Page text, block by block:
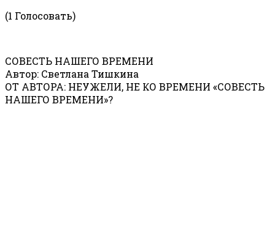
(1 Голосовать)
СОВЕСТЬ НАШЕГО ВРЕМЕНИ
Автор: Светлана Тишкина
ОТ АВТОРА: НЕУЖЕЛИ, НЕ КО ВРЕМЕНИ «СОВЕСТЬ
НАШЕГО ВРЕМЕНИ»?